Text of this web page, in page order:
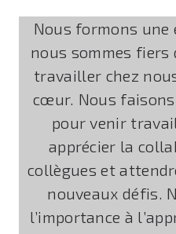
Nous formons une
nous sommes fiers
travailler chez
cœur. Nous
pour venir
apprécier la
collègues et
nouveaux défis.
l’importance à